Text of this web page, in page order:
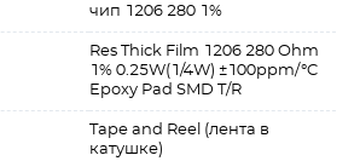
чип 1206 280 1%
Res Thick Film 1206 280 Ohm
1% 0.25W(1/4W) ±100ppm/°C
Epoxy Pad SMD T/R
Tape and Reel (лента в
катушке)